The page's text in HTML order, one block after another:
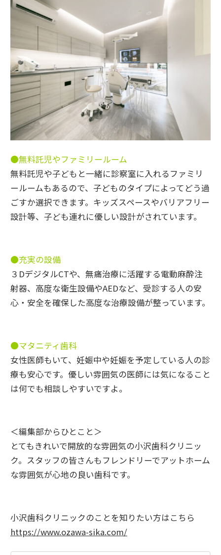
●無料託児やファミリールーム
無料託児や子どもと一緒に診察室に入れるファミリ
ールームもあるので、子どものタイプによってどう過
ごすか選択できます。キッズスペースやバリアフリー
設計等、子ども連れに優しい設計がされています。
●充実の設備
３DデジタルCTや、無痛治療に活躍する電動麻酔注
射器、高度な衛生設備やAEDなど、受診する人の安
心・安全を確保した高度な治療設備が整っています。
●マタニティ歯科
女性医師もいて、妊娠中や妊娠を予定している人の診
療も安心です。優しい雰囲気の医師には気になること
は何でも相談しやすいですよ。
＜編集部からひとこと＞
とてもきれいで開放的な雰囲気の小沢歯科クリニッ
ク。スタッフの皆さんもフレンドリーでアットホーム
な雰囲気が心地の良い歯科です。
小沢歯科クリニックのことを知りたい方はこちら
https://www.ozawa-sika.com/